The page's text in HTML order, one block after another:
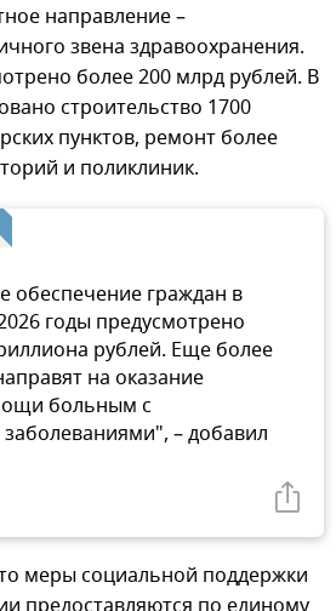
направление –
звена здравоохранения.
более 200 млрд рублей. В
строительство 1700
пунктов, ремонт более
и поликлиник.
обеспечение граждан в
годы предусмотрено
рублей. Еще более
на оказание
больным с
– добавил
меры социальной поддержки